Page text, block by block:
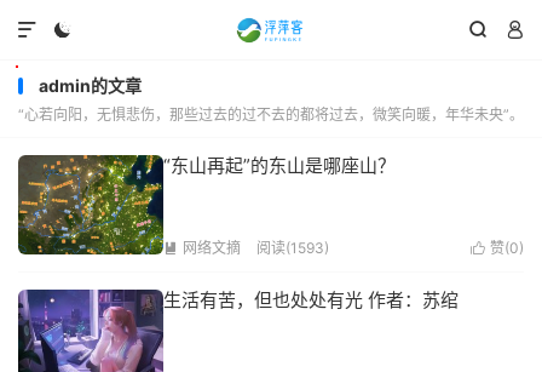

 

admin的文章
“心若向阳，无惧悲伤，那些过去的过不去的都将过去，微笑向暖，年华未央”。
“东山再起”的东山是哪座山？
 网络文摘 阅读(1593)  赞(0)
生活有苦，但也处处有光 作者：苏绾